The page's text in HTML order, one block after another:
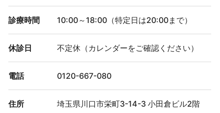
診療時間 10:00～18:00（特定日は20:00まで）
休診日 不定休（カレンダーをご確認ください）
電話 0120-667-080
住所 埼玉県川口市栄町3-14-3 小田倉ビル2階